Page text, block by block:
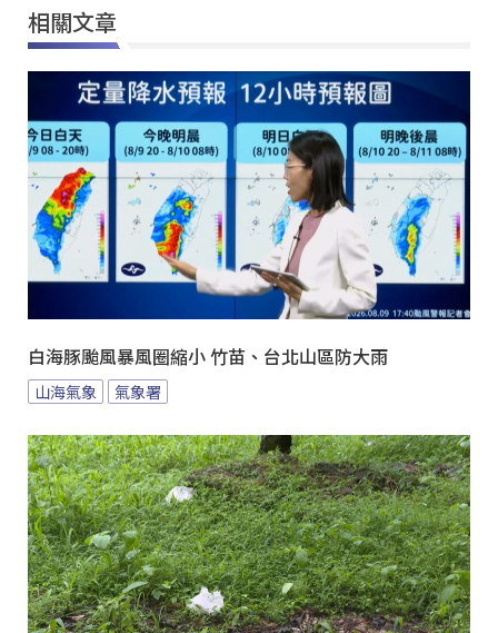
相關文章
白海豚颱風暴風圈縮小 竹苗、台北山區防大雨
山海氣象 氣象署